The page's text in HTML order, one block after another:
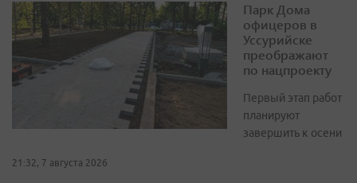
Парк Дома
офицеров в
Уссурийске
преображают
по нацпроекту
Первый этап работ
планируют
завершить к осени
21:32, 7 августа 2026